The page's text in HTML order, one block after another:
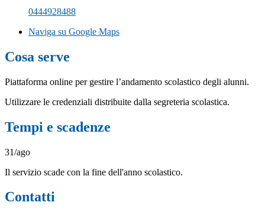
0444928488
Naviga su Google Maps
Cosa serve
Piattaforma online per gestire l’andamento scolastico degli alunni.
Utilizzare le credenziali distribuite dalla segreteria scolastica.
Tempi e scadenze
31/ago
Il servizio scade con la fine dell'anno scolastico.
Contatti